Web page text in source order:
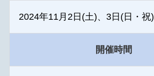
2024年11月2日(土)、3日(日・祝)
開催時間